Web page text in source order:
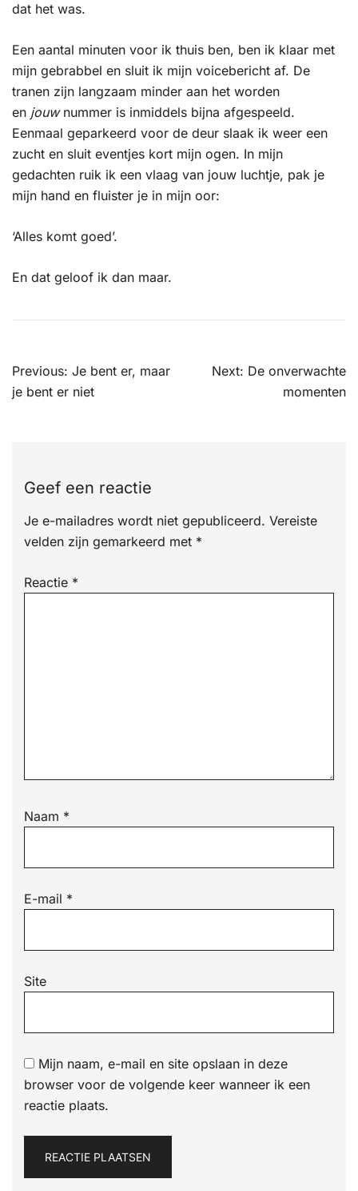
dat het was.
Een aantal minuten voor ik thuis ben, ben ik klaar met
mijn gebrabbel en sluit ik mijn voicebericht af. De
tranen zijn langzaam minder aan het worden
en jouwnummer is inmiddels bijna afgespeeld.
Eenmaal geparkeerd voor de deur slaak ik weer een
zucht en sluit eventjes kort mijn ogen. In mijn
gedachten ruik ik een vlaag van jouw luchtje, pak je
mijn hand en fluister je in mijn oor:
‘Alles komt goed’.
En dat geloof ik dan maar.
Bericht
navigatie
Previous: Je bent er, maar
je bent er niet
Next: De onverwachte
momenten
Geef een reactie
Je e-mailadres wordt niet gepubliceerd. Vereiste
velden zijn gemarkeerd met *
Reactie *
Naam *
E-mail *
Site
Mijn naam, e-mail en site opslaan in deze
browser voor de volgende keer wanneer ik een
reactie plaats.